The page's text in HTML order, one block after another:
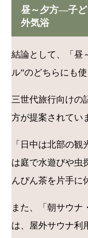
昼～夕方―子ど
外気浴
結論として、「昼
ル”のどちらにも使
三世代旅行向けの
方が提案されてい
「日中は北部の
は庭で水遊びや虫
んぴん茶を片手に
また、「朝サウナ
は、屋外サウナ利